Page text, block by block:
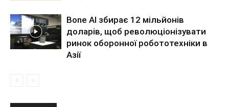
Bone AI збирає 12 мільйонів
доларів, щоб революціонізувати
ринок оборонної робототехніки в
Азії